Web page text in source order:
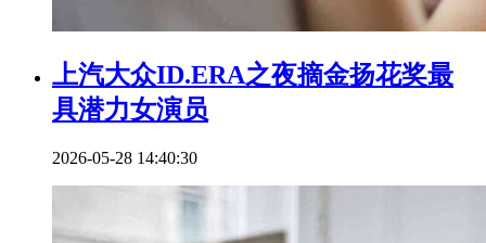
上汽大众ID.ERA之夜摘金扬花奖最
具潜力女演员
2026-05-28 14:40:30